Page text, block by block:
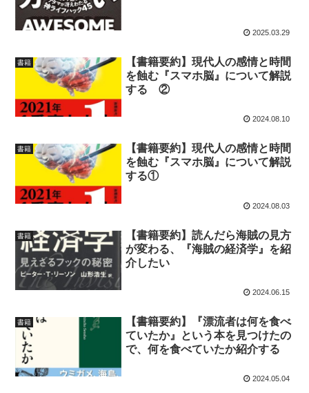
2025.03.29
書籍
【書籍要約】現代人の感情と時間
を蝕む『スマホ脳』について解説
する ②
2024.08.10
書籍
【書籍要約】現代人の感情と時間
を蝕む『スマホ脳』について解説
する①
2024.08.03
書籍
【書籍要約】読んだら海賊の見方
が変わる、『海賊の経済学』を紹
介したい
2024.06.15
書籍
【書籍要約】『漂流者は何を食べ
ていたか』という本を見つけたの
で、何を食べていたか紹介する
2024.05.04